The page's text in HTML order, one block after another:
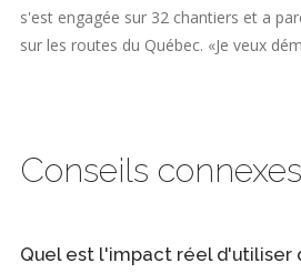
s'est engagée sur 32 chantiers et a
sur les routes du Québec. «Je veux
Conseils connexes
Quel est l'impact réel d'utiliser